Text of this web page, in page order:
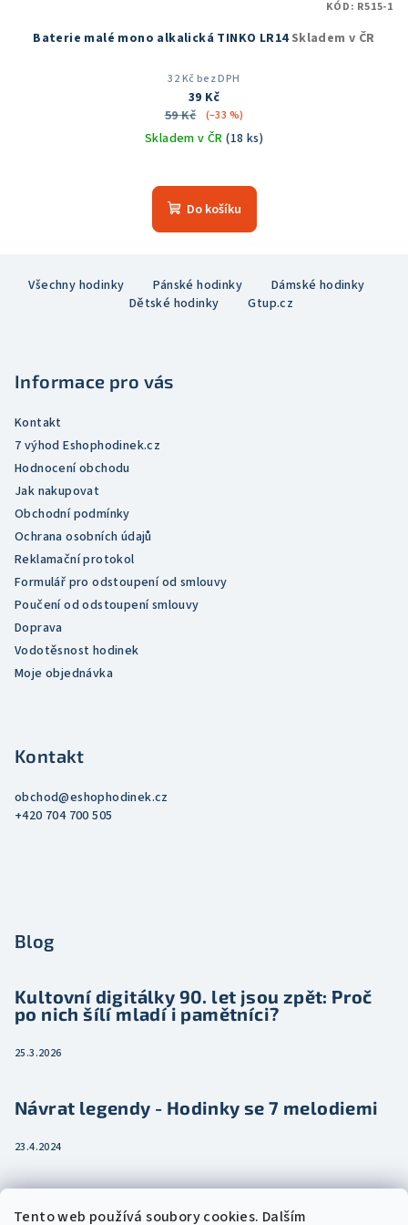
Tento web používá soubory cookies. Dalším
Baterie malé mono alkalická TINKO LR14Skladem v ČR
32 Kč bez DPH
39 Kč
59 Kč
(–33 %)
Skladem v ČR(18 ks)
Do košíku
KÓD: R515-1
Všechny hodinky Pánské hodinky
Dámské hodinky
Dětské hodinky
Gtup.cz
Informace pro vás
Kontakt
7 výhod Eshophodinek.cz
Hodnocení obchodu
Jak nakupovat
Obchodní podmínky
Ochrana osobních údajů
Reklamační protokol
Formulář pro odstoupení od smlouvy
Poučení od odstoupení smlouvy
Doprava
Vodotěsnost hodinek
Moje objednávka
Kontakt
obchod@eshophodinek.cz
+420 704 700 505
Blog
Kultovní digitálky 90. let jsou zpět: Proč
po nich šílí mladí i pamětníci?
25.3.2026
Návrat legendy - Hodinky se 7 melodiemi
23.4.2024
jako dárek